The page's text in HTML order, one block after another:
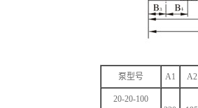
泵型号 A1 A2
20-20-100